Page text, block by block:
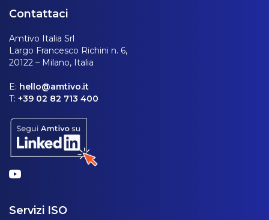
Contattaci
Amtivo Italia Srl
Largo Francesco Richini n. 6,
20122 – Milano, Italia
E: hello@amtivo.it
T: +39 02 82 713 400
Servizi ISO